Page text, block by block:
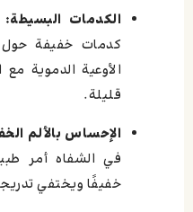
الكدمات البسيطة:
كدمات خفيفة حول
الأوعية الدموية مع
قليلة.
الإحساس بالألم
في الشفاه أمر
خفيفًا ويختفي